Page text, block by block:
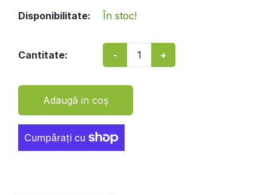
Disponibilitate: În stoc!
Cantitate: - +
Adaugă in coş